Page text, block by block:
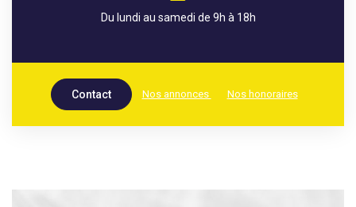
Du lundi au samedi de 9h à 18h
Contact Nos annonces Nos honoraires